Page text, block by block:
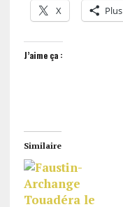
X Plus
J’aime ça :
Similaire